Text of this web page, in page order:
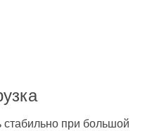
стабильно при большой